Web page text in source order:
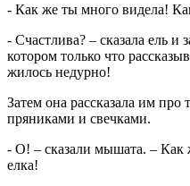
- Как же ты много видела!
- Счастлива? – сказала ель и
котором только что
жилось недурно!
Затем она рассказала им про
пряниками и свечками.
- O! – сказали мышата. – Как
елка!